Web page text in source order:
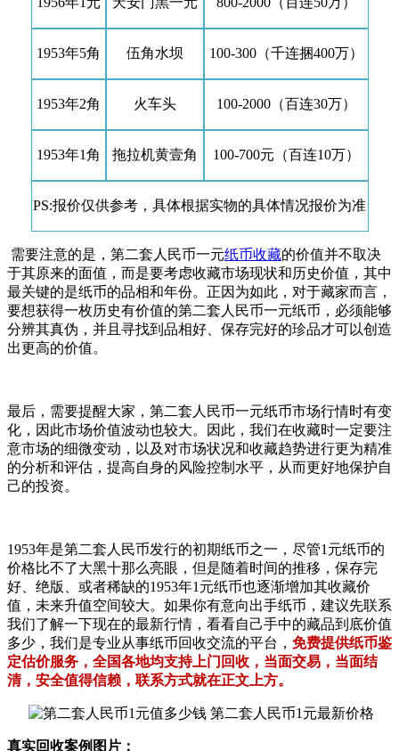
1953年5角 伍角水坝 100-300（千连捆400万）
1953年2角 火车头 100-2000（百连30万）
1953年1角 拖拉机黄壹角 100-700元（百连10万）
PS:报价仅供参考，具体根据实物的具体情况报价为准
需要注意的是，第二套人民币一元纸币收藏的价值并不取决
于其原来的面值，而是要考虑收藏市场现状和历史价值，其中
最关键的是纸币的品相和年份。正因为如此，对于藏家而言，
要想获得一枚历史有价值的第二套人民币一元纸币，必须能够
分辨其真伪，并且寻找到品相好、保存完好的珍品才可以创造
出更高的价值。
最后，需要提醒大家，第二套人民币一元纸币市场行情时有变
化，因此市场价值波动也较大。因此，我们在收藏时一定要注
意市场的细微变动，以及对市场状况和收藏趋势进行更为精准
的分析和评估，提高自身的风险控制水平，从而更好地保护自
己的投资。
1953年是第二套人民币发行的初期纸币之一，尽管1元纸币的
价格比不了大黑十那么亮眼，但是随着时间的推移，保存完
好、绝版、或者稀缺的1953年1元纸币也逐渐增加其收藏价
值，未来升值空间较大。如果你有意向出手纸币，建议先联系
我们了解一下现在的最新行情，看看自己手中的藏品到底价值
多少，我们是专业从事纸币回收交流的平台， 免费提供纸币鉴
定估价服务，全国各地均支持上门回收，当面交易，当面结
清，安全值得信赖，联系方式就在正文上方。
真实回收案例图片：